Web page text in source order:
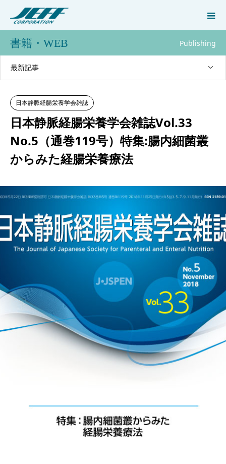
書籍・WEB Publishing
最新記事
日本静脈経腸栄養学会雑誌
日本静脈経腸栄養学会雑誌Vol.33
No.5（通巻119号）特集:腸内細菌叢
からみた経腸栄養療法